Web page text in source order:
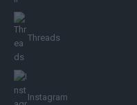
Threads
Instagram